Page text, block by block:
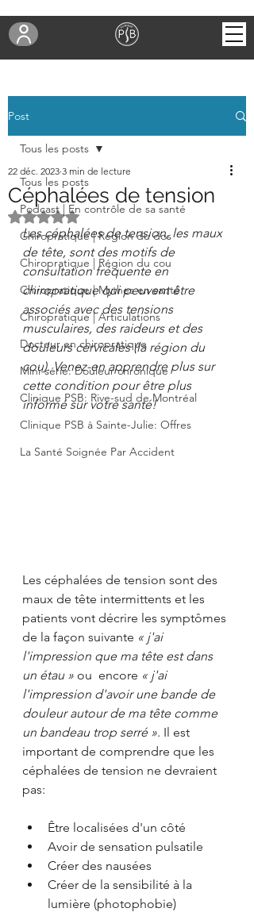
Post
Tous les posts
Podcast | En contrôle de sa santé
Chiropratique | Région du dos
Chiropratique | Région du cou
Chiropratique | Mythes en santé
Chiropratique | Articulations
Docteur en chiropratique
Mini-série: Douleur chronique
Clinique PSB: Rive-sud de Montréal
Clinique PSB à Sainte-Julie: Offres
La Santé Soignée Par Accident
Tous les posts
Céphalées de tension
22 déc. 2023 3 min de lecture
Noté NaN étoiles sur 5.
Les céphalées de tension, les maux
de tête, sont des motifs de
consultation fréquente en
chiropratique qui peuvent être
associés avec des tensions
musculaires, des raideurs et des
douleurs cervicales (la région du
cou). Venez-en apprendre plus sur
cette condition pour être plus
informé sur votre santé!
Les céphalées de tension sont des
maux de tête intermittents et les
patients vont décrire les symptômes
de la façon suivante « j'ai
l'impression que ma tête est dans
un étau » ou  encore « j'ai
l'impression d'avoir une bande de
douleur autour de ma tête comme
un bandeau trop serré ». Il est
important de comprendre que les
céphalées de tension ne devraient
pas:
Être localisées d'un côté
Avoir de sensation pulsatile
Créer des nausées
Créer de la sensibilité à la
lumière (photophobie)